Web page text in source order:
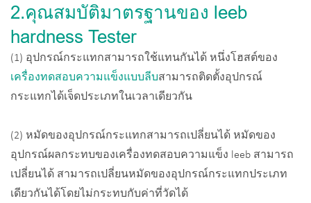
2.คุณสมบัติมาตรฐานของ leeb
hardness Tester
(1) อุปกรณ์กระแทกสามารถใช้แทนกันได้ หนึ่งโฮสต์ของ
เครื่องทดสอบความแข็งแบบลีบสามารถติดตั้งอุปกรณ์
กระแทกได้เจ็ดประเภทในเวลาเดียวกัน
(2) หมัดของอุปกรณ์กระแทกสามารถเปลี่ยนได้ หมัดของ
อุปกรณ์ผลกระทบของเครื่องทดสอบความแข็ง leeb สามารถ
เปลี่ยนได้ สามารถเปลี่ยนหมัดของอุปกรณ์กระแทกประเภท
เดียวกันได้โดยไม่กระทบกับค่าที่วัดได้